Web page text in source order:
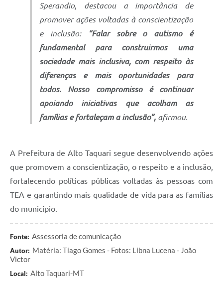
Sperandio, destacou a importância de
promover ações voltadas à conscientização
e inclusão:
“Falar sobre o autismo é
fundamental para construirmos uma
sociedade mais inclusiva, com respeito às
diferenças e mais oportunidades para
todos. Nosso compromisso é continuar
apoiando iniciativas que acolham as
famílias e fortaleçam a inclusão”, afirmou.
A Prefeitura de Alto Taquari segue desenvolvendo ações
que promovem a conscientização, o respeito e a inclusão,
fortalecendo políticas públicas voltadas às pessoas com
TEA e garantindo mais qualidade de vida para as famílias
do município.
Fonte: Assessoria de comunicação
Autor: Matéria: Tiago Gomes - Fotos: Libna Lucena - João
Victor
Local: Alto Taquari-MT